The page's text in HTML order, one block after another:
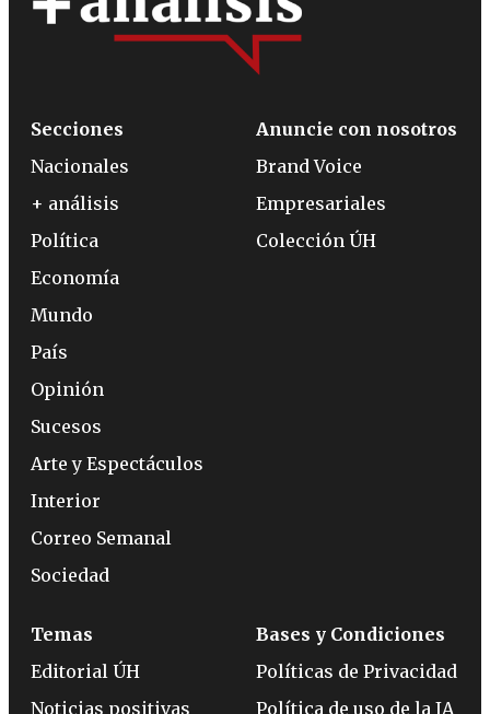
Secciones
Nacionales
+ análisis
Política
Economía
Mundo
País
Opinión
Sucesos
Arte y Espectáculos
Interior
Correo Semanal
Sociedad
Anuncie con nosotros
Brand Voice
Empresariales
Colección ÚH
Temas
Editorial ÚH
Noticias positivas
Bases y Condiciones
Políticas de Privacidad
Política de uso de la IA